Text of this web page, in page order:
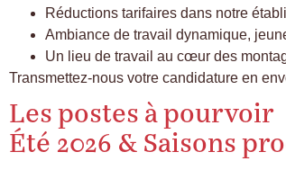
Réductions tarifaires dans notre
Ambiance de travail dynamique,
Un lieu de travail au cœur des
Transmettez-nous votre candidature en
Les postes à pourvoir
Été 2026 & Saisons